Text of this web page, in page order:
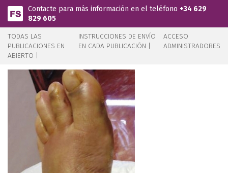
Pasar al contenido principal
Contacte para más información en el teléfono +34 629
829 605
TODAS LAS
PUBLICACIONES EN
ABIERTO |
INSTRUCCIONES DE ENVÍO
EN CADA PUBLICACIÓN |
ACCESO
ADMINISTRADORES